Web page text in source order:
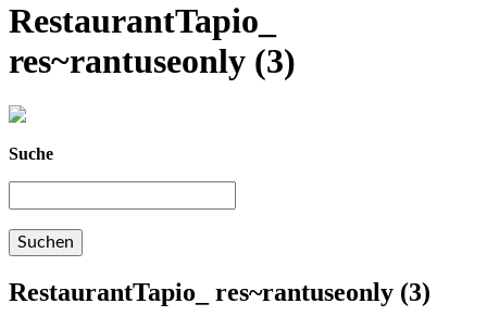
RestaurantTapio_
res~rantuseonly (3)
Suche
RestaurantTapio_ res~rantuseonly (3)